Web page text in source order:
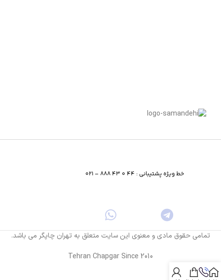
خط ویژه پشتیبانی : 44 0 43 888 – 021
تمامی حقوق مادی و معنوی این سایت متعلق به تهران چاپگر می باشد.
Tehran Chapgar Since 2010